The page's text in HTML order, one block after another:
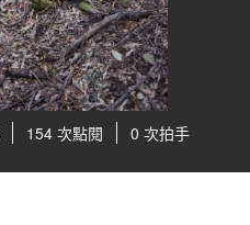
154 次點閱 0 次拍手